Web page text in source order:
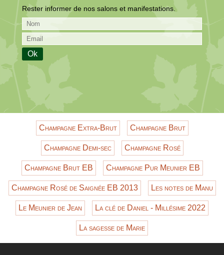
Rester informer de nos salons et manifestations.
Champagne Extra-Brut Champagne Brut
Champagne Demi-sec Champagne Rosé
Champagne Brut EB Champagne Pur Meunier EB
Champagne Rosé de Saignée EB 2013 Les notes de Manu
Le Meunier de Jean La clé de Daniel - Millésime 2022
La sagesse de Marie